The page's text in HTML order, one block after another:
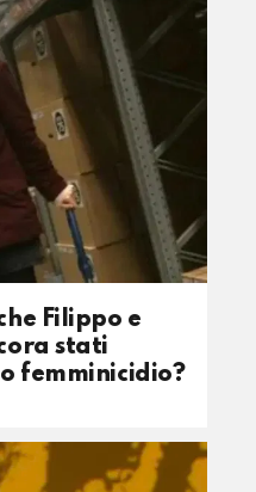
Filippo e
stati
femminicidio?